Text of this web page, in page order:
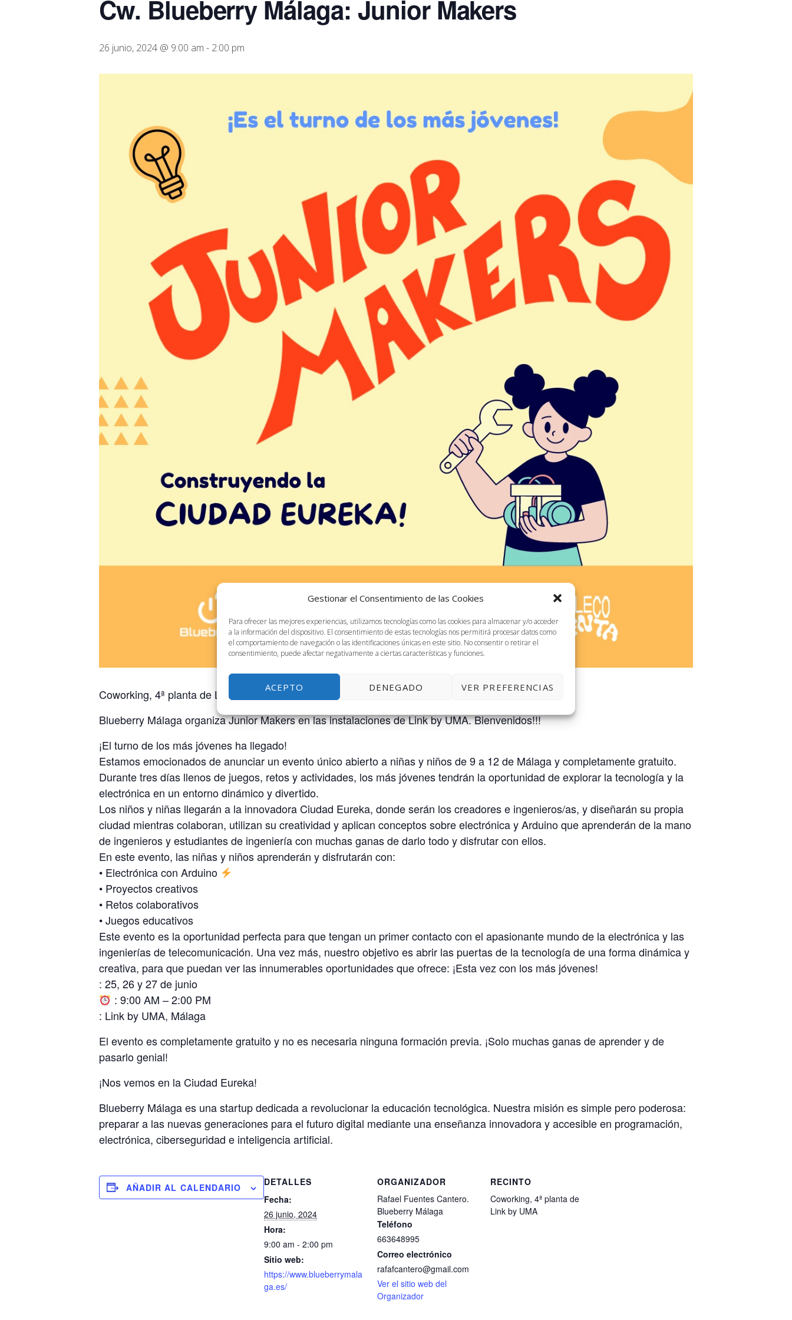
Gestionar el Consentimiento de las Cookies
Para ofrecer las mejores experiencias, utilizamos tecnologías como las cookies para almacenar y/o acceder
a la información del dispositivo. El consentimiento de estas tecnologías nos permitirá procesar datos como
el comportamiento de navegación o las identificaciones únicas en este sitio. No consentir o retirar el
consentimiento, puede afectar negativamente a ciertas características y funciones.
ACEPTO DENEGADO VER PREFERENCIAS
Cw. Blueberry Málaga: Junior Makers
26 junio, 2024 @ 9:00 am - 2:00 pm
Coworking, 4ª planta de Link by UMA, de 9 a 14h
Blueberry Málaga organiza Junior Makers en las instalaciones de Link by UMA. Bienvenidos!!!
¡El turno de los más jóvenes ha llegado!
Estamos emocionados de anunciar un evento único abierto a niñas y niños de 9 a 12 de Málaga y completamente gratuito.
Durante tres días llenos de juegos, retos y actividades, los más jóvenes tendrán la oportunidad de explorar la tecnología y la
electrónica en un entorno dinámico y divertido.
Los niños y niñas llegarán a la innovadora Ciudad Eureka, donde serán los creadores e ingenieros/as, y diseñarán su propia
ciudad mientras colaboran, utilizan su creatividad y aplican conceptos sobre electrónica y Arduino que aprenderán de la mano
de ingenieros y estudiantes de ingeniería con muchas ganas de darlo todo y disfrutar con ellos.
En este evento, las niñas y niños aprenderán y disfrutarán con:
• Electrónica con Arduino
•⁠ ⁠Proyectos creativos ️
•⁠ ⁠Retos colaborativos
•⁠ ⁠Juegos educativos
Este evento es la oportunidad perfecta para que tengan un primer contacto con el apasionante mundo de la electrónica y las
ingenierías de telecomunicación. Una vez más, nuestro objetivo es abrir las puertas de la tecnología de una forma dinámica y
creativa, para que puedan ver las innumerables oportunidades que ofrece: ¡Esta vez con los más jóvenes!
: 25, 26 y 27 de junio
: 9:00 AM – 2:00 PM
: Link by UMA, Málaga
El evento es completamente gratuito y no es necesaria ninguna formación previa. ¡Solo muchas ganas de aprender y de
pasarlo genial!
¡Nos vemos en la Ciudad Eureka!
Blueberry Málaga es una startup dedicada a revolucionar la educación tecnológica. Nuestra misión es simple pero poderosa:
preparar a las nuevas generaciones para el futuro digital mediante una enseñanza innovadora y accesible en programación,
electrónica, ciberseguridad e inteligencia artificial.
AÑADIR AL CALENDARIO
DETALLES
Fecha:
26 junio, 2024
Hora:
9:00 am - 2:00 pm
Sitio web:
https://www.blueberrymala
ga.es/
ORGANIZADOR
Rafael Fuentes Cantero.
Blueberry Málaga
Teléfono
663648995
Correo electrónico
rafafcantero@gmail.com
Ver el sitio web del
Organizador
RECINTO
Coworking, 4ª planta de
Link by UMA